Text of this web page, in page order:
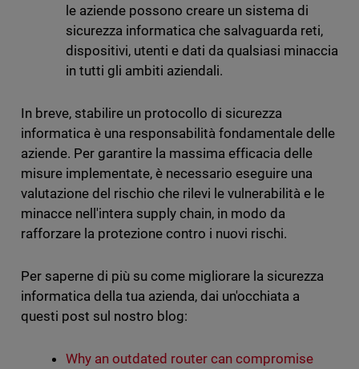
le aziende possono creare un sistema di
sicurezza informatica che salvaguarda reti,
dispositivi, utenti e dati da qualsiasi minaccia
in tutti gli ambiti aziendali.
In breve, stabilire un protocollo di sicurezza
informatica è una responsabilità fondamentale delle
aziende. Per garantire la massima efficacia delle
misure implementate, è necessario eseguire una
valutazione del rischio che rilevi le vulnerabilità e le
minacce nell'intera supply chain, in modo da
rafforzare la protezione contro i nuovi rischi.
Per saperne di più su come migliorare la sicurezza
informatica della tua azienda, dai un'occhiata a
questi post sul nostro blog:
Why an outdated router can compromise